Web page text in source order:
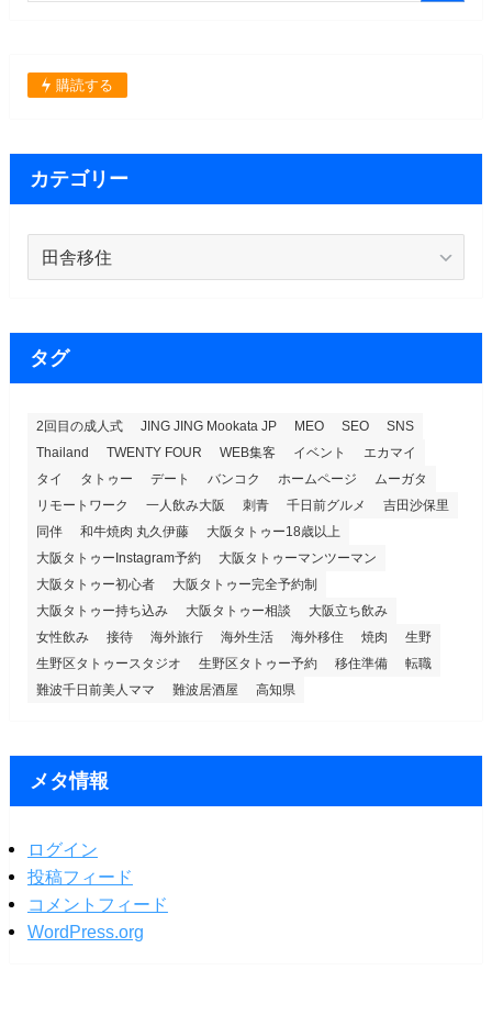
購読する
カテゴリー
カ
リ
ー
タグ
2回目の成人式 JING JING Mookata JP MEO SEO
SNS
Thailand
TWENTY FOUR WEB集客 イベント
エカマイ
タイ
タトゥー デート バンコク ホームページ
ムーガタ
リモートワーク
一人飲み大阪 刺青 千日前グルメ
吉田沙保里
同伴
和牛焼肉 丸久伊藤
大阪タトゥー18歳以上
大阪タトゥーInstagram予約
大阪タトゥーマンツーマン
大阪タトゥー初心者
大阪タトゥー完全予約制
大阪タトゥー持ち込み
大阪タトゥー相談
大阪立ち飲み
女性飲み
接待 海外旅行 海外生活 海外移住 焼肉
生野
生野区タトゥースタジオ
生野区タトゥー予約 移住準備
転職
難波千日前美人ママ
難波居酒屋 高知県
メタ情報
ログイン
投稿フィード
コメントフィード
WordPress.org